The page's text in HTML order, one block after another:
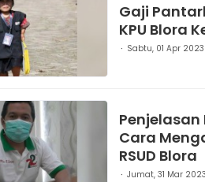
Gaji
KPU Blora
Sabtu, 01 Apr
Cara
RSUD Blora
Jumat, 31 Mar